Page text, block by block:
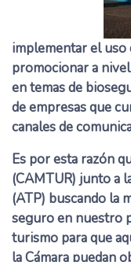
implementar el uso
promocionar a
en temas de
de empresas que
canales de
Es por esta razón
(CAMTUR) junto a
(ATP) buscando la
seguro en nuestro
turismo para que
la Cámara puedan